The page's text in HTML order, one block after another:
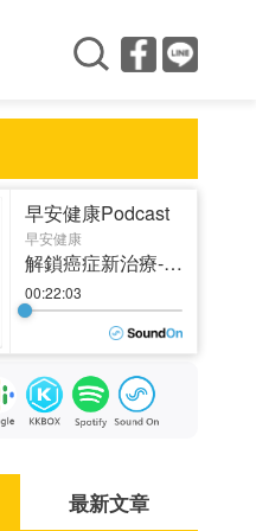
最新文章